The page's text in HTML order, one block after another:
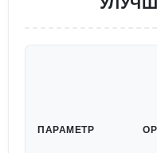
ПАРАМЕТР